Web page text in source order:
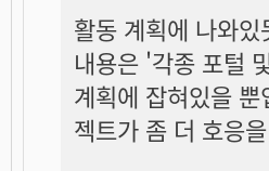
활동 계획에 나와
내용은 '각종 포털
계획에 잡혀있을
젝트가 좀 더 호응